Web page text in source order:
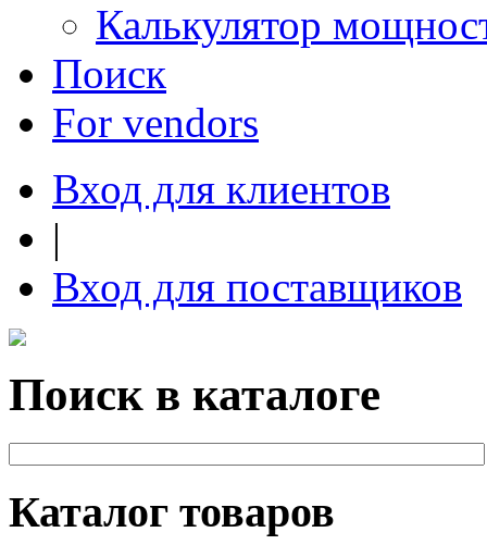
Калькулятор
Поиск
For vendors
Вход для клиентов
|
Вход для поставщиков
Поиск в каталоге
Каталог товаров